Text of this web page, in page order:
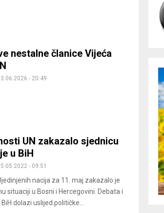
nestalne članice Vijeća
- 20:49
UN zakazalo sjednicu
u BiH
- 09:51
nacija za 11. maj zakazalo je
situaciji u Bosni i Hercegovini. Debata i
dolazi uslijed političke...